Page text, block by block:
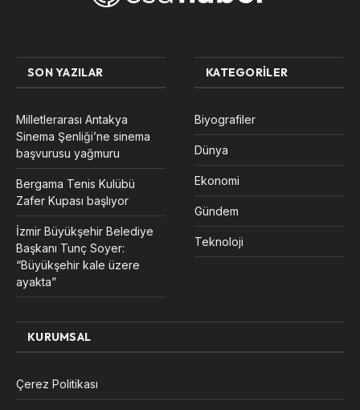
SON YAZILAR
Milletlerarası Antakya
Sinema Şenliği’ne sinema
başvurusu yağmuru
Bergama Tenis Kulübü
Zafer Kupası başlıyor
İzmir Büyükşehir Belediye
Başkanı Tunç Soyer:
“Büyükşehir kale üzere
ayakta”
KATEGORILER
Biyografiler
Dünya
Ekonomi
Gündem
Teknoloji
KURUMSAL
Çerez Politikası